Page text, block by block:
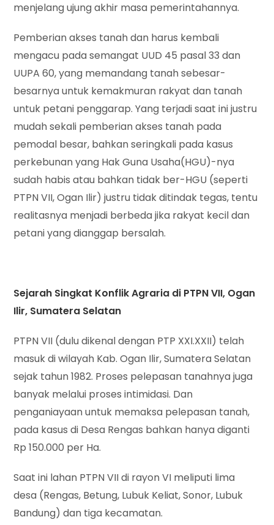
menjelang ujung akhir masa pemerintahannya.
Pemberian akses tanah dan harus kembali
mengacu pada semangat UUD 45 pasal 33 dan
UUPA 60, yang memandang tanah sebesar-
besarnya untuk kemakmuran rakyat dan tanah
untuk petani penggarap. Yang terjadi saat ini justru
mudah sekali pemberian akses tanah pada
pemodal besar, bahkan seringkali pada kasus
perkebunan yang Hak Guna Usaha(HGU)-nya
sudah habis atau bahkan tidak ber-HGU (seperti
PTPN VII, Ogan Ilir) justru tidak ditindak tegas, tentu
realitasnya menjadi berbeda jika rakyat kecil dan
petani yang dianggap bersalah.
Sejarah Singkat Konflik Agraria di PTPN VII, Ogan
Ilir, Sumatera Selatan
PTPN VII (dulu dikenal dengan PTP XXI.XXII) telah
masuk di wilayah Kab. Ogan Ilir, Sumatera Selatan
sejak tahun 1982. Proses pelepasan tanahnya juga
banyak melalui proses intimidasi. Dan
penganiayaan untuk memaksa pelepasan tanah,
pada kasus di Desa Rengas bahkan hanya diganti
Rp 150.000 per Ha.
Saat ini lahan PTPN VII di rayon VI meliputi lima
desa (Rengas, Betung, Lubuk Keliat, Sonor, Lubuk
Bandung) dan tiga kecamatan.